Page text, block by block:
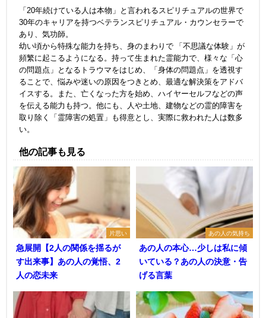
「20年続けている人は本物」と言われるスピリチュアルの世界で
30年のキャリアを持つベテランスピリチュアル・カウンセラーで
あり、気功師。
幼い頃から特殊な能力を持ち、身のまわりで 「不思議な体験」が
頻繁に起こるようになる。持って生まれた霊能力で、様々な「心
の問題点」となるトラウマをはじめ、「身体の問題点」を透視す
ることで、悩みや迷いの原因をつきとめ、最適な解決策をアドバ
イスする。また、亡くなった方を始め、ハイヤーセルフなどの声
を伝える能力も持つ。他にも、人や土地、建物などの霊的障害を
取り除く「霊障害の処置」も得意とし、実際に救われた人は数多
い。
他の記事も見る
片思い
急展開【2人の関係を揺るが
す出来事】あの人の覚悟、2
人の恋未来
あの人の気持ち
あの人の本心…少しは私に傾
いている？あの人の決意・告
げる言葉